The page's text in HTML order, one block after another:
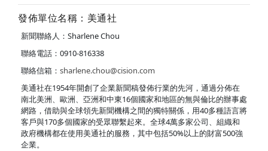
發佈單位名稱：美通社
新聞聯絡人：Sharlene Chou
聯絡電話：0910-816338
聯絡信箱： sharlene.chou@cision.com
美通社在1954年開創了企業新聞稿發佈行業的先河，通過分佈在
南北美洲、歐洲、亞洲和中東16個國家和地區的無與倫比的辦事處
網路，借助與全球領先新聞機構之間的獨特關係，用40多種語言將
客戶與170多個國家的受眾聯繫起來。全球4萬多家公司、組織和
政府機構都在使用美通社的服務，其中包括50%以上的財富500強
企業。